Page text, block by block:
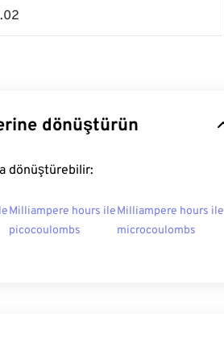
dönüştürün
dönüştürebilir:
Milliampere hours ile
picocoulombs
Milliampere hours ile
microcoulombs